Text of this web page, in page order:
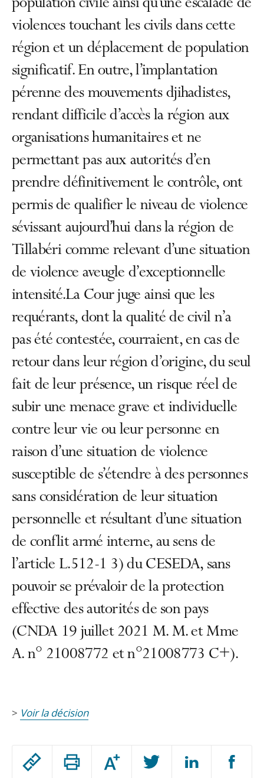
Passer
Augmenter
ou
population civile ainsi qu’une escalade de
violences touchant les civils dans cette
région et un déplacement de population
significatif. En outre, l’implantation
pérenne des mouvements djihadistes,
rendant difficile d’accès la région aux
organisations humanitaires et ne
permettant pas aux autorités d’en
prendre définitivement le contrôle, ont
permis de qualifier le niveau de violence
sévissant aujourd’hui dans la région de
Tillabéri comme relevant d’une situation
de violence aveugle d’exceptionnelle
intensité.La Cour juge ainsi que les
requérants, dont la qualité de civil n’a
pas été contestée, courraient, en cas de
retour dans leur région d’origine, du seul
fait de leur présence, un risque réel de
subir une menace grave et individuelle
contre leur vie ou leur personne en
raison d’une situation de violence
susceptible de s’étendre à des personnes
sans considération de leur situation
personnelle et résultant d’une situation
de conflit armé interne, au sens de
l’article L.512-1 3) du CESEDA, sans
pouvoir se prévaloir de la protection
effective des autorités de son pays
(CNDA 19 juillet 2021 M. M. et Mme
A. n° 21008772 et n°21008773 C+).
> Voir la décision